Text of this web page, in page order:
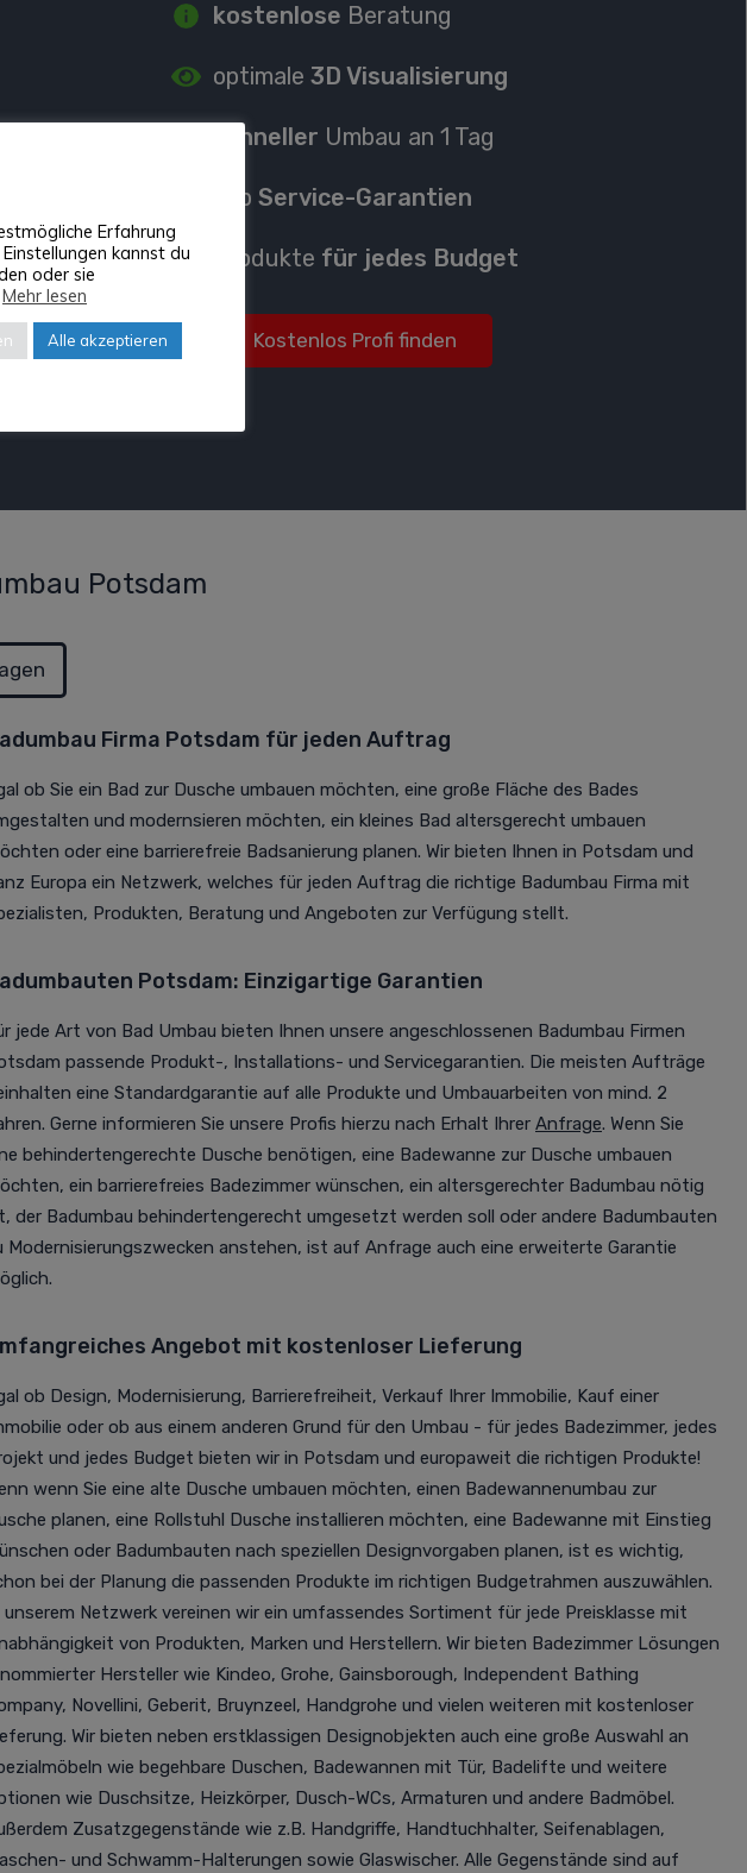
kostenlose Beratung
optimale 3D Visualisierung
schneller Umbau an 1 Tag
Top Service-Garantien
rodukte für jedes Budget
Kostenlos Profi finden
Potsdam
Firma Potsdam für jeden Auftrag
ob Sie ein Bad zur Dusche umbauen möchten, eine große Fläche des Bades
und modernsieren möchten, ein kleines Bad altersgerecht umbauen
oder eine barrierefreie Badsanierung planen. Wir bieten Ihnen in Potsdam und
Europa ein Netzwerk, welches für jeden Auftrag die richtige Badumbau Firma mit
Produkten, Beratung und Angeboten zur Verfügung stellt.
Potsdam: Einzigartige Garantien
jede Art von Bad Umbau bieten Ihnen unsere angeschlossenen Badumbau Firmen
passende Produkt-, Installations- und Servicegarantien. Die meisten Aufträge
eine Standardgarantie auf alle Produkte und Umbauarbeiten von mind. 2
Gerne informieren Sie unsere Profis hierzu nach Erhalt Ihrer Anfrage. Wenn Sie
behindertengerechte Dusche benötigen, eine Badewanne zur Dusche umbauen
ein barrierefreies Badezimmer wünschen, ein altersgerechter Badumbau nötig
der Badumbau behindertengerecht umgesetzt werden soll oder andere Badumbauten
Modernisierungszwecken anstehen, ist auf Anfrage auch eine erweiterte Garantie
Angebot mit kostenloser Lieferung
ob Design, Modernisierung, Barrierefreiheit, Verkauf Ihrer Immobilie, Kauf einer
oder ob aus einem anderen Grund für den Umbau - für jedes Badezimmer, jedes
und jedes Budget bieten wir in Potsdam und europaweit die richtigen Produkte!
wenn Sie eine alte Dusche umbauen möchten, einen Badewannenumbau zur
planen, eine Rollstuhl Dusche installieren möchten, eine Badewanne mit Einstieg
oder Badumbauten nach speziellen Designvorgaben planen, ist es wichtig,
bei der Planung die passenden Produkte im richtigen Budgetrahmen auszuwählen.
unserem Netzwerk vereinen wir ein umfassendes Sortiment für jede Preisklasse mit
von Produkten, Marken und Herstellern. Wir bieten Badezimmer Lösungen
Hersteller wie Kindeo, Grohe, Gainsborough, Independent Bathing
Novellini, Geberit, Bruynzeel, Handgrohe und vielen weiteren mit kostenloser
Wir bieten neben erstklassigen Designobjekten auch eine große Auswahl an
wie begehbare Duschen, Badewannen mit Tür, Badelifte und weitere
wie Duschsitze, Heizkörper, Dusch-WCs, Armaturen und andere Badmöbel.
Zusatzgegenstände wie z.B. Handgriffe, Handtuchhalter, Seifenablagen,
und Schwamm-Halterungen sowie Glaswischer. Alle Gegenstände sind auf
Erfahrung
kannst du
oder sie
Mehr lesen
Alle akzeptieren